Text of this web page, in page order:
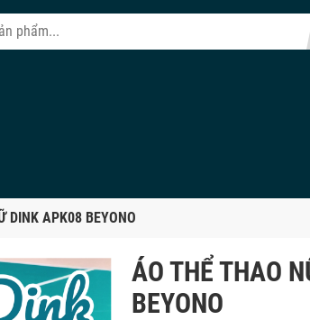
DINK APK08 BEYONO
ÁO THỂ THAO
BEYONO